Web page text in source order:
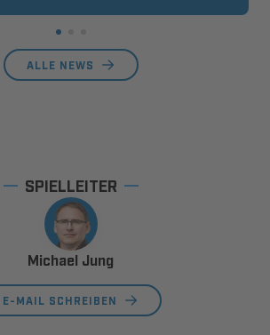
ALLE NEWS
SPIELLEITER
Michael Jung
E-MAIL SCHREIBEN